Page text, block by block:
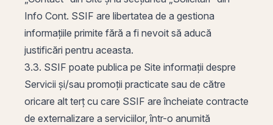
Info Cont. SSIF are libertatea de a gestiona
informațiile primite fără a fi nevoit să aducă
justificări pentru aceasta.
3.3. SSIF poate publica pe Site informații despre
Servicii și/sau promoții practicate sau de către
oricare alt terț cu care SSIF are încheiate contracte
de externalizare a serviciilor, într-o anumită